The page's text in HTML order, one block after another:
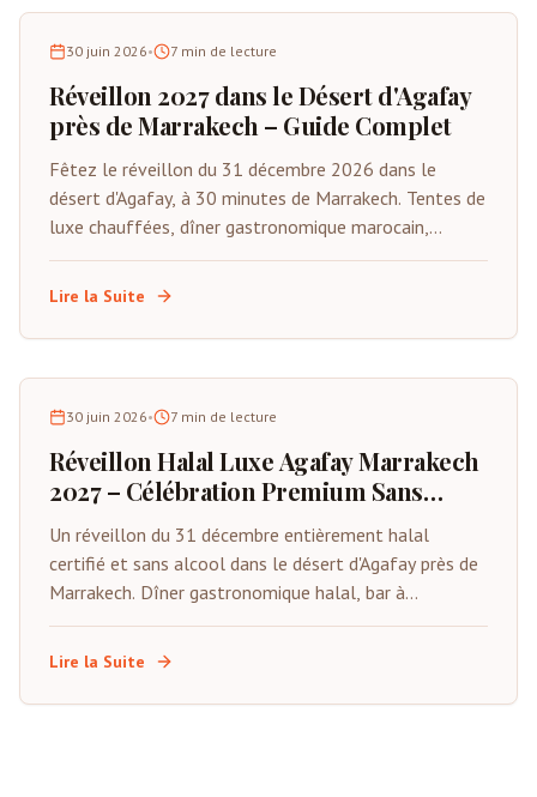
30 juin 2026• 7 min de lecture
Réveillon 2027 dans le Désert d'Agafay
près de Marrakech – Guide Complet
Fêtez le réveillon du 31 décembre 2026 dans le
désert d'Agafay, à 30 minutes de Marrakech. Tentes de
luxe chauffées, dîner gastronomique marocain,
musique Gnawa live, feux d'artifice et compte à
rebours sous les étoiles. Places limitées.
Lire la Suite
30 juin 2026• 7 min de lecture
Réveillon Halal Luxe Agafay Marrakech
2027 – Célébration Premium Sans
Alcool
Un réveillon du 31 décembre entièrement halal
certifié et sans alcool dans le désert d'Agafay près de
Marrakech. Dîner gastronomique halal, bar à
mocktails premium, animations live, tentes privées et
compte à rebours sous les étoiles. Spécialement
du Golfe.
Lire la Suite